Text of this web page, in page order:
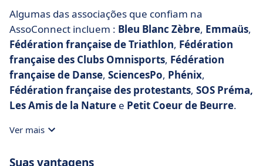
Algumas das associações que confiam na
AssoConnect incluem : Bleu Blanc Zèbre, Emmaüs,
Fédération française de Triathlon, Fédération
française des Clubs Omnisports, Fédération
française de Danse, SciencesPo, Phénix,
Fédération française des protestants, SOS Préma,
Les Amis de la Nature e Petit Coeur de Beurre.
Ver mais
Suas vantagens